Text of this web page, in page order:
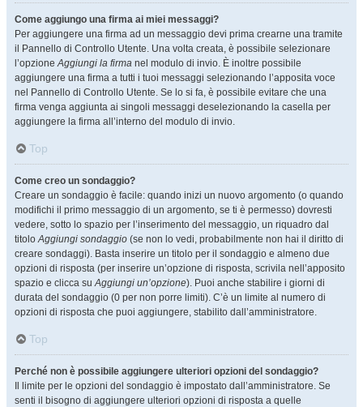
Come aggiungo una firma ai miei messaggi?
Per aggiungere una firma ad un messaggio devi prima crearne una tramite
il Pannello di Controllo Utente. Una volta creata, è possibile selezionare
l’opzioneAggiungi la firma nel modulo di invio. È inoltre possibile
aggiungere una firma a tutti i tuoi messaggi selezionando l’apposita voce
nel Pannello di Controllo Utente. Se lo si fa, è possibile evitare che una
firma venga aggiunta ai singoli messaggi deselezionando la casella per
aggiungere la firma all’interno del modulo di invio.
Top
Come creo un sondaggio?
Creare un sondaggio è facile: quando inizi un nuovo argomento (o quando
modifichi il primo messaggio di un argomento, se ti è permesso) dovresti
vedere, sotto lo spazio per l’inserimento del messaggio, un riquadro dal
titoloAggiungi sondaggio (se non lo vedi, probabilmente non hai il diritto di
creare sondaggi). Basta inserire un titolo per il sondaggio e almeno due
opzioni di risposta (per inserire un’opzione di risposta, scrivila nell’apposito
spazio e clicca suAggiungi un’opzione). Puoi anche stabilire i giorni di
durata del sondaggio (0 per non porre limiti). C’è un limite al numero di
opzioni di risposta che puoi aggiungere, stabilito dall’amministratore.
Top
Perché non è possibile aggiungere ulteriori opzioni del sondaggio?
Il limite per le opzioni del sondaggio è impostato dall’amministratore. Se
senti il bisogno di aggiungere ulteriori opzioni di risposta a quelle